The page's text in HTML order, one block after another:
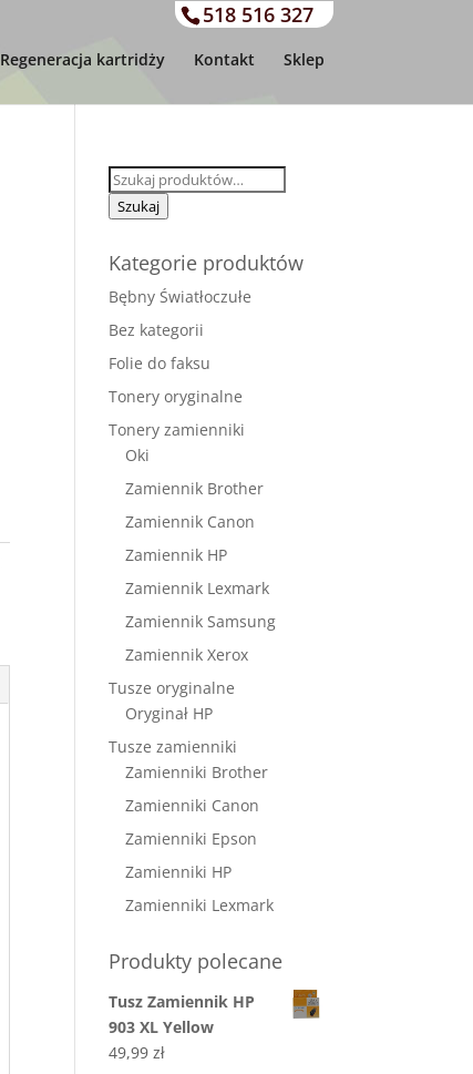
518 516 327
Regeneracja kartridży Kontakt Sklep
Szukaj:
Szukaj
Kategorie produktów
Bębny Światłoczułe
Bez kategorii
Folie do faksu
Tonery oryginalne
Tonery zamienniki
Oki
Zamiennik Brother
Zamiennik Canon
Zamiennik HP
Zamiennik Lexmark
Zamiennik Samsung
Zamiennik Xerox
Tusze oryginalne
Oryginał HP
Tusze zamienniki
Zamienniki Brother
Zamienniki Canon
Zamienniki Epson
Zamienniki HP
Zamienniki Lexmark
Produkty polecane
Tusz Zamiennik HP
903 XL Yellow
49,99zł